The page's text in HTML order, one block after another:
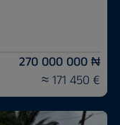
270 000 000 ₦
≈ 171 450 €